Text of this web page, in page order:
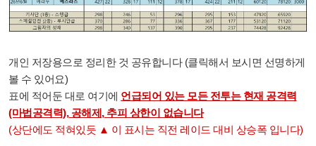
개인 저장용으로 정리한 것 공유합니다 (클릭해서 보시면 선명하게
볼 수 있어요)
표에 적어둔 대로 여기에 언급되어 있는 모든 전투는 현재 공격력
(마법공격력), 공해제, 추피 상한이 없습니다
(상단에도 적혀있듯 ▲ 이 표시는 직전 레이드 대비 상승폭 입니다)